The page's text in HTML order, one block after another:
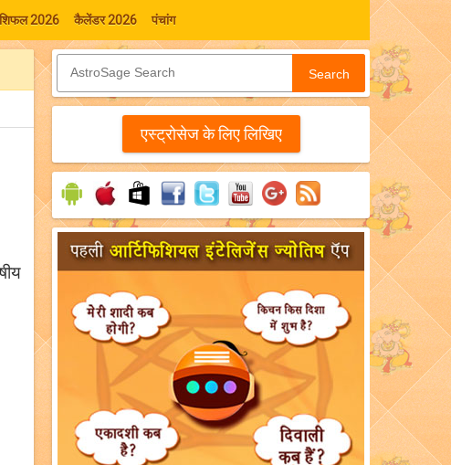
2026 कैलेंडर 2026 पंचांग
Search
एस्‍ट्रोसेज के लिए लिखिए